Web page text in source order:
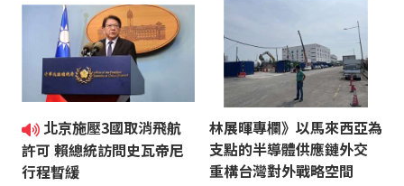
北京施壓3國取消飛航
許可 賴總統訪問史瓦帝尼
行程暫緩
林展暉專欄》以馬來西亞為
支點的半導體供應鏈外交
重構台灣對外戰略空間